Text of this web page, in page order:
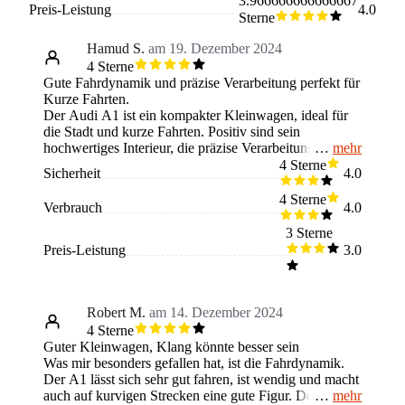
Preis-Leistung
Sterne
4.0
Hamud S. am 19. Dezember 2024
4 Sterne
Gute Fahrdynamik und präzise Verarbeitung perfekt für
Kurze Fahrten.
Der Audi A1 ist ein kompakter Kleinwagen, ideal für
die Stadt und kurze Fahrten. Positiv sind sein
hochwertiges Interieur, die präzise Verarbeitung, die
gute Fahrdynamik, die effizienten Motoren und das
elegante Design. Negativ fällt der hohe Einstiegspreis,
der begrenzte Platz im Fond, ein kleiner Kofferraum,
die teure Sonderausstattung und ein eher hartes
Assistenzsystemen, die man mittlerweile erwartet.
Käufer sollten wissen, dass der A1 vor allem für
verzichten können.
mehr
Sicherheit
4 Sterne
4.0
Verbrauch
4 Sterne
4.0
Preis-Leistung
3 Sterne
3.0
Robert M. am 14. Dezember 2024
4 Sterne
Guter Kleinwagen, Klang könnte besser sein
Was mir besonders gefallen hat, ist die Fahrdynamik.
Der A1 lässt sich sehr gut fahren, ist wendig und macht
auch auf kurvigen Strecken eine gute Figur. Der Motor
mehr